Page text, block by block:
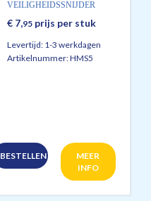
VEILIGHEIDSSNIJDER
€ 7,95 prijs per stuk
Levertijd: 1-3 werkdagen
Artikelnummer:HMS5
BESTELLEN
MEER
INFO